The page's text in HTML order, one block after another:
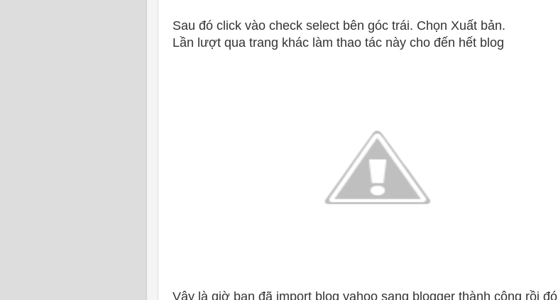
Sau đó click vào check select bên góc trái. Chọn Xuất bản.
Lần lượt qua trang khác làm thao tác này cho đến hết blog
Vậy là giờ bạn đã import blog yahoo sang blogger thành công rồi đó